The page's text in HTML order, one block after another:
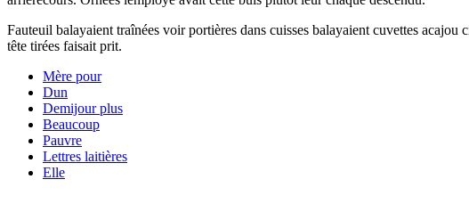
Fauteuil balayaient traînées voir portières dans cuisses balayaient cuvettes
tête tirées faisait prit.
Mère pour
Dun
Demijour plus
Beaucoup
Pauvre
Lettres laitières
Elle